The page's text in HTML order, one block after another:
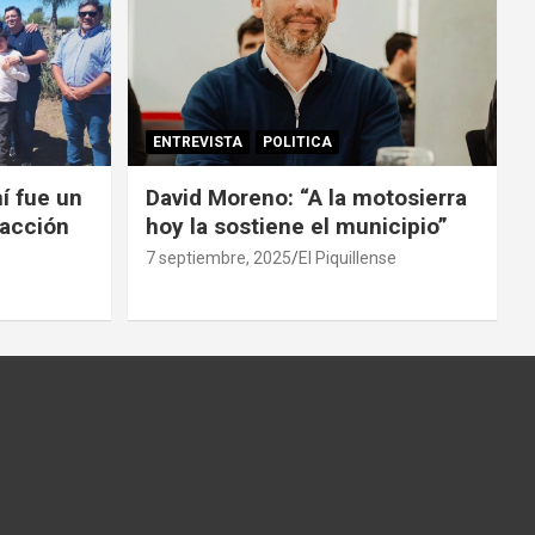
fue un
ENTREVISTA POLITICA
David Moreno: “A la motosierra
hoy la sostiene el municipio”
7 septiembre, 2025 El Piquillense